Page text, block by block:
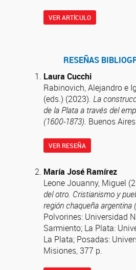
VER ARTÍCULO
RESEÑAS
Laura Cucchi
Rabinovich, Alejandro e
(eds.) (2023). La
de la Plata a través del
(1600-1873). Buenos
VER RESEÑA
María José Ramírez
Leone Jouanny, Miguel
del otro. Cristianismo y
región chaqueña argentina
Polvorines: Universidad
Sarmiento; La Plata:
La Plata; Posadas:
Misiones, 377 p.